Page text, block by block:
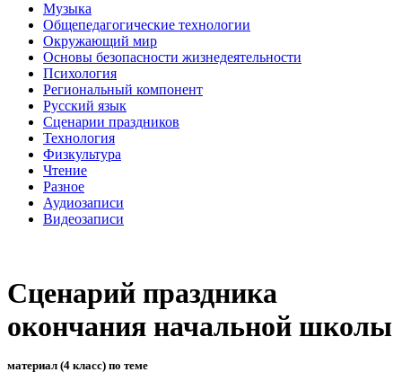
Музыка
Общепедагогические технологии
Окружающий мир
Основы безопасности жизнедеятельности
Психология
Региональный компонент
Русский язык
Сценарии праздников
Технология
Физкультура
Чтение
Разное
Аудиозаписи
Видеозаписи
Сценарий праздника
окончания начальной школы
материал (4 класс) по теме